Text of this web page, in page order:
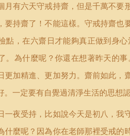
月有六天守戒持齋，但是千萬不
要持齋了！不能這樣。守戒持齋
點，在六齋日才能夠真正做到身
。為什麼呢？你還在想著昨天的
更加精進、更加努力。齋前如此
。一定要有自覺過清淨生活的思想
一夜受持，比如說今天是初八，
什麼呢？因為你在老師那裡受戒